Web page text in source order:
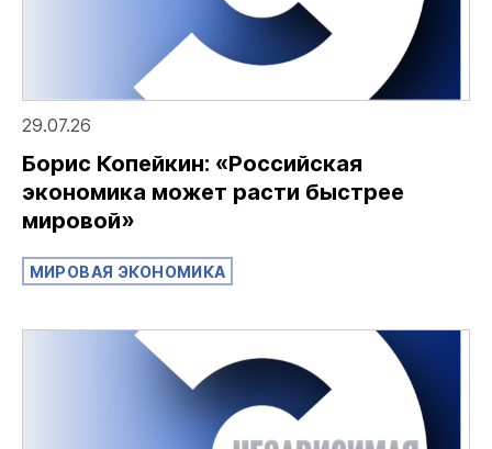
29.07.26
Борис Копейкин: «Российская
экономика может расти быстрее
мировой»
МИРОВАЯ ЭКОНОМИКА